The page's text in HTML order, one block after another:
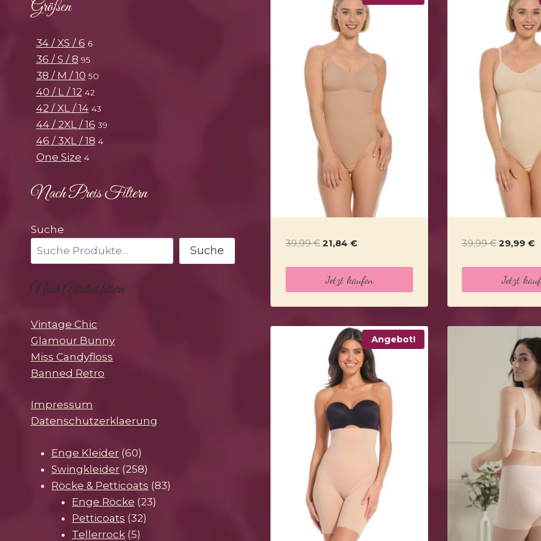
39,99€ Ursprünglicher
39,99 €
21,84 €Aktueller
21,84 €.
Jetzt kaufen
39,99€
39,99 €
29,99€
Jetzt
Angebot!
Größen
34 / XS / 6 6
36 / S / 8 95
38 / M / 10 50
40 / L / 12 42
42 / XL / 14 43
44 / 2XL / 16 39
46 / 3XL / 18 4
One Size 4
Nach Preis Filtern
Suche
Suche
Nach Attribut filtern
Vintage Chic
Glamour Bunny
Miss Candyfloss
Banned Retro
Impressum
Datenschutzerklaerung
Enge Kleider 6060
Produkte
Swingkleider 258258
Produkte
Röcke & Petticoats 8383
Enge Röcke 2323
Petticoats 3232
Tellerrock 55